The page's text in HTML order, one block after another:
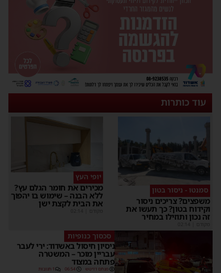
עוד כותרות
סמנטו - ניסור בטון
משפצים? צריכים ניסור
וקידוח בטון? כך תעשו את
זה נכון ותוזילו במחיר
מקודם
יופי העץ
מכירים את חומר הגלם עץ?
ללא הבנה – שימוש בו יהפוך
את הבית לקצת ישן
מקודם
סכסוך כנופיות
ניסיון חיסול באשדוד: ירי לעבר
עבריין מוכר – המשטרה
פתחה במצוד
מנחם דויטש 06:54 1 תגובות